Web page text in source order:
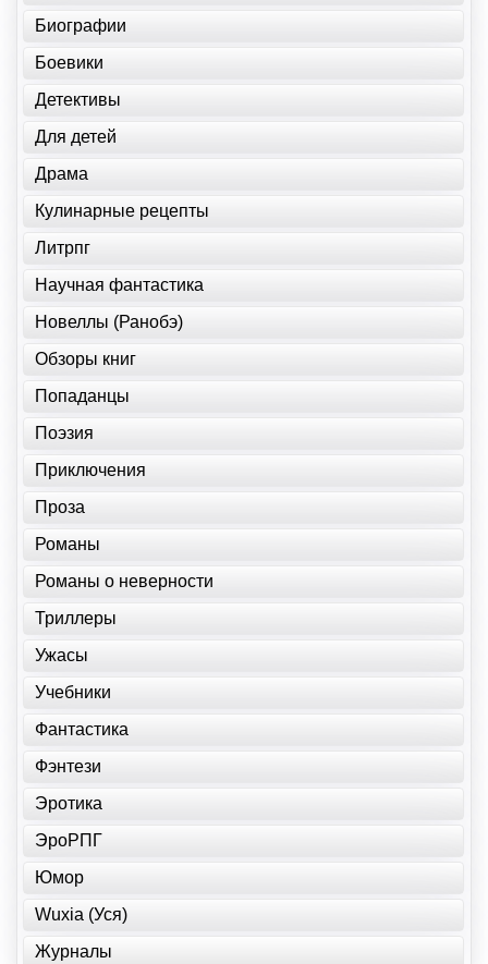
Биографии
Боевики
Детективы
Для детей
Драма
Кулинарные рецепты
Литрпг
Научная фантастика
Новеллы (Ранобэ)
Обзоры книг
Попаданцы
Поэзия
Приключения
Проза
Романы
Романы о неверности
Триллеры
Ужасы
Учебники
Фантастика
Фэнтези
Эротика
ЭроРПГ
Юмор
Wuxia (Уся)
Журналы